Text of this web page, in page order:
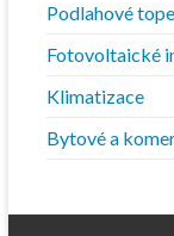
Podlahové
Fotovoltaické
Klimatizace
Bytové a